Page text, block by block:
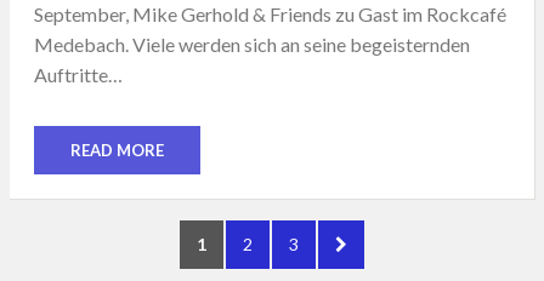
September, Mike Gerhold & Friends zu Gast im Rockcafé
Medebach. Viele werden sich an seine begeisternden
Auftritte…
READ MORE
Seitennummerierung
PAGE
1 PAGE
2 PAGE
3
NEXT
PAGE